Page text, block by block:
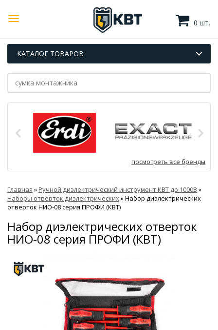
0 шт.
КАТАЛОГ ТОВАРОВ
посмотреть все бренды
Главная »Ручной диэлектрический инструмент КВТ до 1000В »
Наборы отверток диэлектрических »Набор диэлектрических
отверток НИО-08 серия ПРОФИ (КВТ)
Набор диэлектрических отверток
НИО-08 серия ПРОФИ (КВТ)